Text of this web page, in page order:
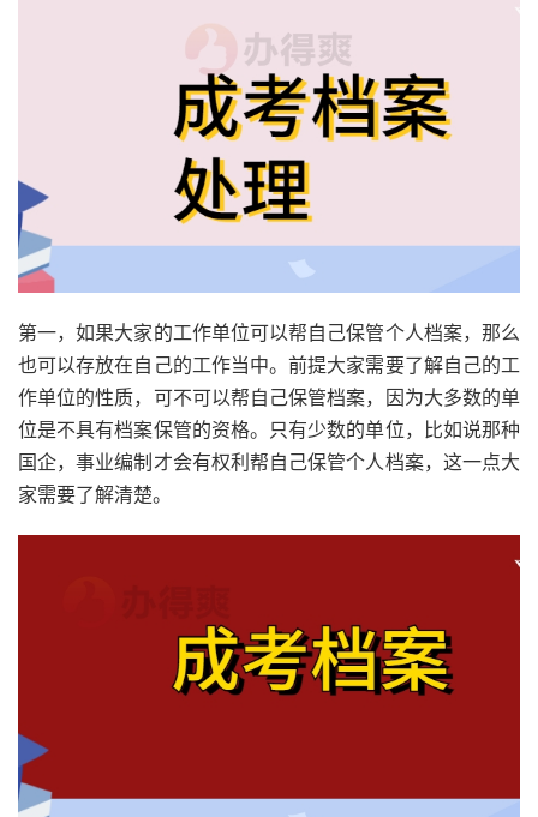
第一，如果大家的工作单位可以帮自己保管个人档案，那么
也可以存放在自己的工作当中。前提大家需要了解自己的工
作单位的性质，可不可以帮自己保管档案，因为大多数的单
位是不具有档案保管的资格。只有少数的单位，比如说那种
国企，事业编制才会有权利帮自己保管个人档案，这一点大
家需要了解清楚。